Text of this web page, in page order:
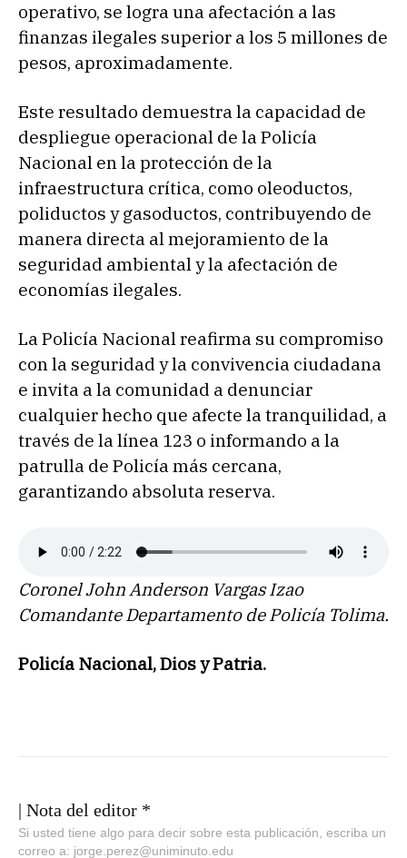
operativo, se logra una afectación a las
finanzas ilegales superior a los 5 millones de
pesos, aproximadamente.
Este resultado demuestra la capacidad de
despliegue operacional de la Policía
Nacional en la protección de la
infraestructura crítica, como oleoductos,
poliductos y gasoductos, contribuyendo de
manera directa al mejoramiento de la
seguridad ambiental y la afectación de
economías ilegales.
La Policía Nacional reafirma su compromiso
con la seguridad y la convivencia ciudadana
e invita a la comunidad a denunciar
cualquier hecho que afecte la tranquilidad, a
través de la línea 123 o informando a la
patrulla de Policía más cercana,
garantizando absoluta reserva.
Coronel John Anderson Vargas Izao
Comandante Departamento de Policía Tolima.
Policía Nacional, Dios y Patria.
| Nota del editor *
Si usted tiene algo para decir sobre esta publicación, escriba un
correo a: jorge.perez@uniminuto.edu